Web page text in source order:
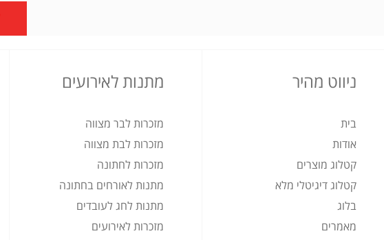
ניווט מהיר
בית
אודות
קטלוג מוצרים
קטלוג דיגיטלי מלא
בלוג
מאמרים
מתנות לאירועים
מזכרות לבר מצווה
מזכרות לבת מצווה
מזכרות לחתונה
מתנות לאורחים בחתונה
מתנות לחג לעובדים
מזכרות לאירועים